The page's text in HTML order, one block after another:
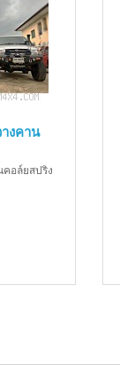
งคาน
คอล์ยสปริง